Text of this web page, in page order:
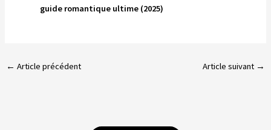
guide romantique ultime (2025)
← Article précédent Article suivant →